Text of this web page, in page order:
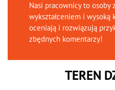
Nasi pracownicy to osoby
wykształceniem i wysoką
oceniają i rozwiązują
zbędnych komentarzy!
TEREN